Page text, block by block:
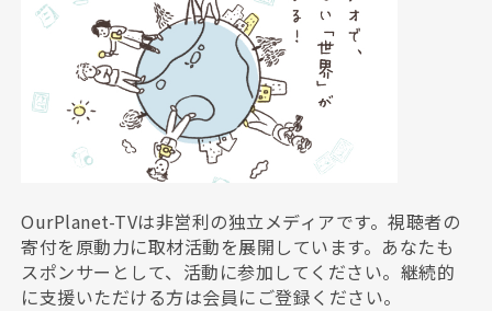
OurPlanet-TVは非営利の独立メディアです。視聴者の
寄付を原動力に取材活動を展開しています。あなたも
スポンサーとして、活動に参加してください。継続的
に支援いただける方は会員にご登録ください。